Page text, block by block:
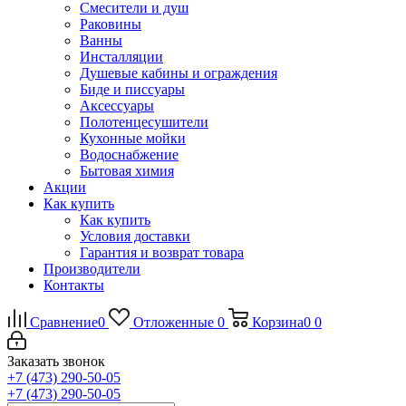
Смесители и душ
Раковины
Ванны
Инсталляции
Душевые кабины и ограждения
Биде и писсуары
Аксессуары
Полотенцесушители
Кухонные мойки
Водоснабжение
Бытовая химия
Акции
Как купить
Как купить
Условия доставки
Гарантия и возврат товара
Производители
Контакты
Сравнение0 Отложенные 0 Корзина0 0
Заказать звонок
+7 (473) 290-50-05
+7 (473) 290-50-05